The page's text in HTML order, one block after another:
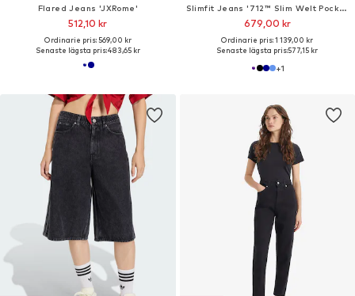
Flared Jeans 'JXRome'
512,10 kr
Ordinarie pris: 569,00 kr
Senaste lägsta pris:483,65 kr
Slimfit Jeans '712™ Slim Welt Pocket'
679,00 kr
Ordinarie pris: 1 139,00 kr
Senaste lägsta pris:577,15 kr
+1